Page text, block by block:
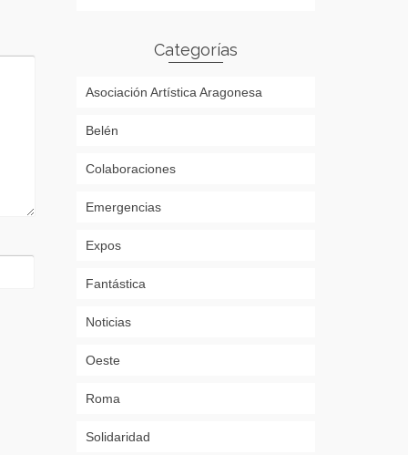
Categorías
Asociación Artística Aragonesa
Belén
Colaboraciones
Emergencias
Expos
Fantástica
Noticias
Oeste
Roma
Solidaridad